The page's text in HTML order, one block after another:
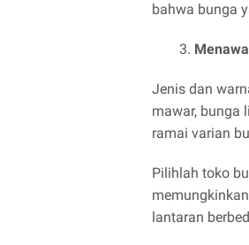
bahwa bunga
Jenis dan
mawar, bunga
ramai varian
Pilihlah toko
lantaran